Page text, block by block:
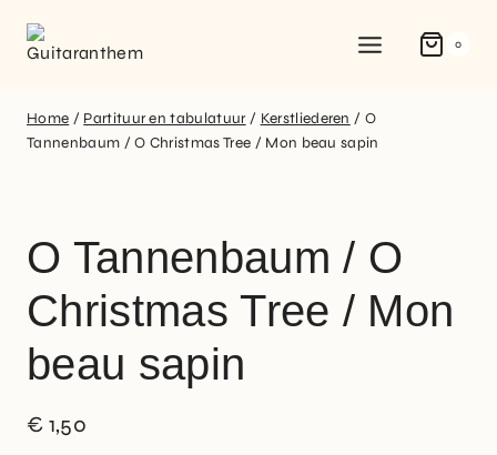
0
Home / Partituur en tabulatuur / Kerstliederen / O
Tannenbaum / O Christmas Tree / Mon beau sapin
O Tannenbaum / O
Christmas Tree / Mon
beau sapin
€ 1,50